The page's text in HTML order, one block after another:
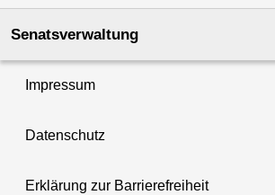
Senatsverwaltung
Impressum
Datenschutz
Erklärung zur Barrierefreiheit